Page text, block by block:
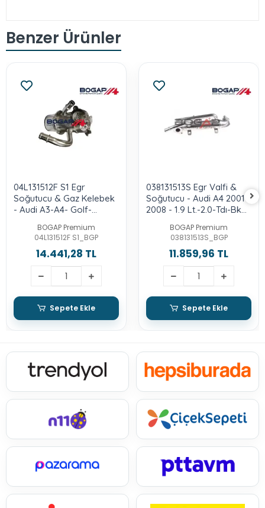
Benzer Ürünler
04L131512F S1 Egr
Soğutucu & Gaz Kelebek
- Audi A3-A4- Golf-
Crbc-Crlb-Crua-Dbga-
Dcya-Deja
BOGAP Premium
04L131512F S1_BGP
14.441,28 TL
Sepete Ekle
038131513S Egr Valfi &
Soğutucu - Audi A4 2001-
2008 - 1.9 Lt.-2.0-Tdı-Bke-
BOGAP Premium
038131513S_BGP
11.859,96 TL
Sepete Ekle